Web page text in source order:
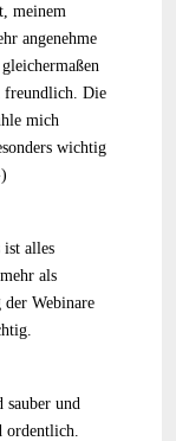
meinem
angenehme
freundlich. Die
mich
wichtig
ist alles
als
Webinare
und